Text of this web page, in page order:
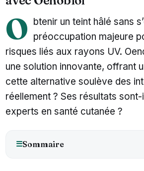
O btenir un teint hâlé sans
préoccupation majeure
risques liés aux rayons UV.
une solution innovante, offrant
cette alternative soulève des
réellement ? Ses résultats
experts en santé cutanée ?
☰Sommaire